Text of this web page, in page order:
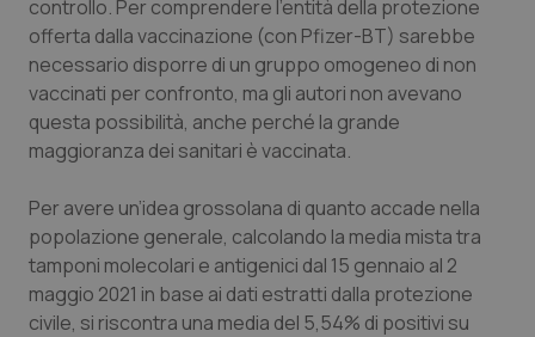
Toscana
Umbria
Veneto
Obesità
Oftalmologia
Oncoematologia
Oncologia & Nutrizione
controllo. Per comprendere l’entità della protezione
offerta dalla vaccinazione (con Pfizer-BT) sarebbe
necessario disporre di un gruppo omogeneo di non
vaccinati per confronto, ma gli autori non avevano
questa possibilità, anche perché la grande
maggioranza dei sanitari è vaccinata.
Per avere un’idea grossolana di quanto accade nella
popolazione generale, calcolando la media mista tra
tamponi molecolari e antigenici dal 15 gennaio al 2
maggio 2021 in base ai dati estratti dalla protezione
civile, si riscontra una media del 5,54% di positivi su